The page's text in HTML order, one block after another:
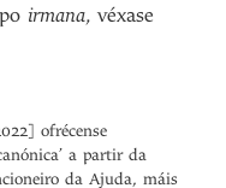
irmana, véxase
ofrécense
a partir da
da Ajuda, máis